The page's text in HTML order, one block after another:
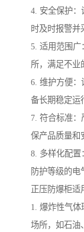
4. 安全保护：
时及时报警并
5. 适用范围广
所，满足不业
6. 维护方便：
备长期稳定运
7. 符合标准
保产品质量和
8. 多样化配置
防护等级的电
正压防爆柜适
1. 爆炸性气
场所，如石油